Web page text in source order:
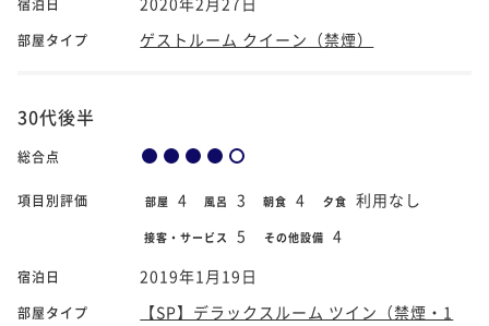
部屋タイプ ゲストルーム クイーン（禁煙）
30代後半
総合点
項目別評価 部屋 4 風呂 3 朝食 4 夕食 利用なし
接客・サービス 5 その他設備 4
宿泊日 2019年1月19日
部屋タイプ
【SP】デラックスルーム ツイン（禁煙・1